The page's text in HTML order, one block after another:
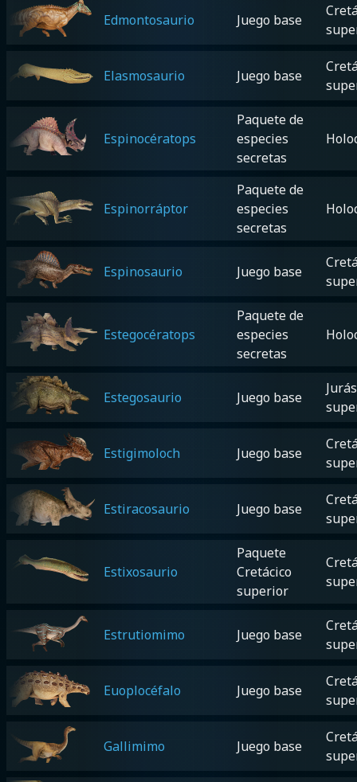
Edmontosaurio Juego base
Elasmosaurio Juego base
Espinocératops
Paquete de
especies
secretas
Espinorráptor
Paquete de
especies
secretas
Espinosaurio Juego base
Estegocératops
Paquete de
especies
secretas
Estegosaurio Juego base
Estigimoloch Juego base
Estiracosaurio Juego base
Estixosaurio
Paquete
Cretácico
superior
Estrutiomimo Juego base
Euoplocéfalo Juego base
Gallimimo Juego base